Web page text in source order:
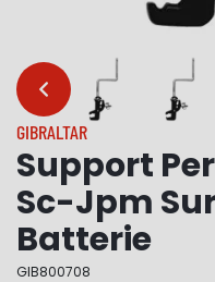
…
GIBRALTAR
Support
Sc-Jpm
Batterie
GIB800708